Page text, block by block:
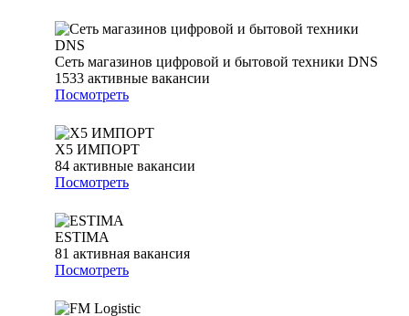
Сеть магазинов цифровой и бытовой техники DNS
1533 активные вакансии
Посмотреть
Х5 ИМПОРТ
84 активные вакансии
Посмотреть
ESTIMA
81 активная вакансия
Посмотреть